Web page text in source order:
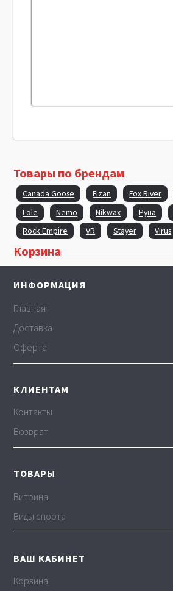
Товары по брендам
Canada Goose Fizan Fox River
Lole
Nemo Nikwax Pyua
Rock Empire
VR Stayer Virus
Корзина
ИНФОРМАЦИЯ
Главная
Доставка
Оферта
КЛИЕНТАМ
Контакты
Возврат
ТОВАРЫ
Витрина
Виды спорта
ВАШ КАБИНЕТ
Корзина